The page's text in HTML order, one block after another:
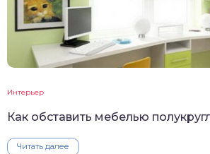
Интерьер
Как обставить мебелью
Читать далее